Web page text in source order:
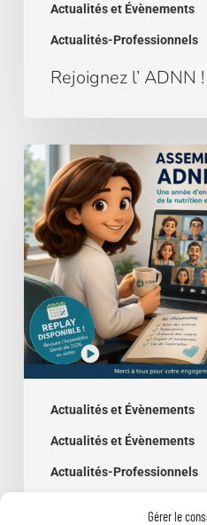
Gérer le
Actualités et Évènements
Actualités-Professionnels
Rejoignez l’ ADNN !
Actualités et Évènements
Actualités et Évènements
Actualités-Professionnels
Assemblée
générale
2026
–
le
bilan
de
l’année
!
Assemblée